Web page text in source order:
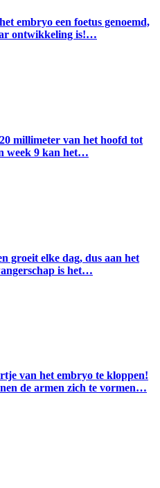
embryo een foetus genoemd,
ontwikkeling is!…
millimeter van het hoofd tot
week 9 kan het…
groeit elke dag, dus aan het
is het…
van het embryo te kloppen!
de armen zich te vormen…